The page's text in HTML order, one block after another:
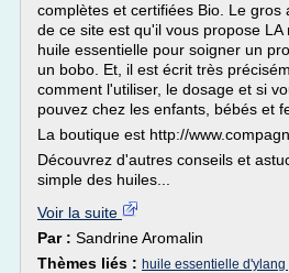
complètes et certifiées Bio. Le gros
de ce site est qu'il vous propose LA
huile essentielle pour soigner un
un bobo. Et, il est écrit très
comment l'utiliser, le dosage et si
pouvez chez les enfants, bébés et
La boutique est http://
Découvrez d'autres conseils et
simple des huiles...
Voir la suite
Par : Sandrine Aromalin
Thèmes liés : huile essentielle